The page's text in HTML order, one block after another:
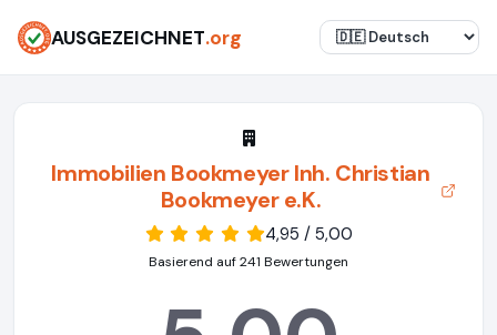
AUSGEZEICHNET.org
Immobilien Bookmeyer Inh. Christian
Bookmeyer e.K.
4,95 / 5,00
Basierend auf 241 Bewertungen